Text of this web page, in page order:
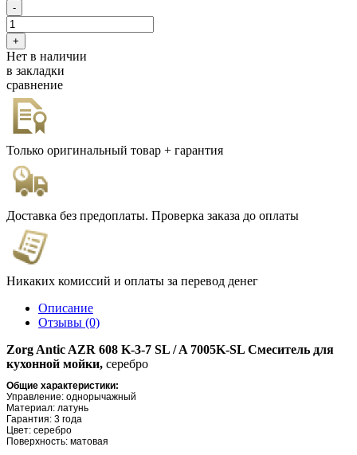
Нет в наличии
в закладки
сравнение
Только оригинальный товар + гарантия
Доставка без предоплаты. Проверка заказа до оплаты
Никаких комиссий и оплаты за перевод денег
Описание
Отзывы (0)
Zorg Antic AZR 608 K-3-7 SL / A 7005K-SL Смеситель для
кухонной мойки, серебро
Общие характеристики:
Управление: однорычажный
Материал: латунь
Гарантия: 3 года
Цвет: серебро
Поверхность: матовая